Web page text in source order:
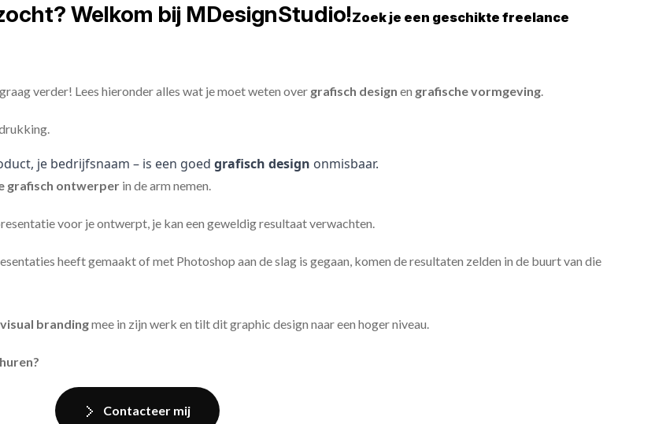
Welkom bij MDesignStudio!Zoek je een geschikte freelance
verder! Lees hieronder alles wat je moet weten over grafisch design en grafische vormgeving.
je bedrijfsnaam – is een goed grafisch design onmisbaar.
grafisch ontwerper in de arm nemen.
voor je ontwerpt, je kan een geweldig resultaat verwachten.
heeft gemaakt of met Photoshop aan de slag is gegaan, komen de resultaten zelden in de buurt van die
visual brandingmee in zijn werk en tilt dit graphic design naar een hoger niveau.
Contacteer mij